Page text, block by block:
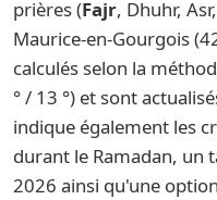
prières (Fajr, Dhuhr,
Maurice-en-Gourgois
calculés selon la
° / 13 °) et sont
indique également les
durant le Ramadan, un
2026 ainsi qu'une